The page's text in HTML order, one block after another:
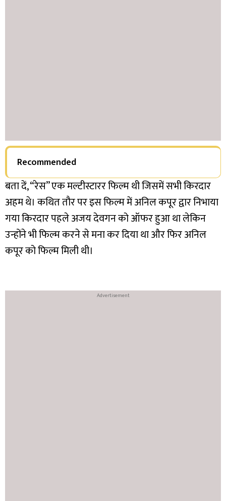
Recommended
बता दें, “रेस” एक मल्टीस्टारर फिल्म थी जिसमें सभी किरदार
अहम थे। कथित तौर पर इस फिल्म में अनिल कपूर द्वार निभाया
गया किरदार पहले अजय देवगन को ऑफर हुआ था लेकिन
उन्होंने भी फिल्म करने से मना कर दिया था और फिर अनिल
कपूर को फिल्म मिली थी।